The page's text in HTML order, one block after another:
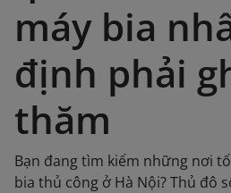
máy bia
định phải
thăm
Bạn đang tìm kiếm những nơi
bia thủ công ở Hà Nội? Thủ đô